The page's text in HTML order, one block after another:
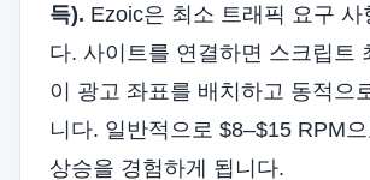
득). Ezoic은 최소 트래픽 요구 사
다. 사이트를 연결하면 스크립트
이 광고 좌표를 배치하고 동적으
니다. 일반적으로 $8–$15 RPM
상승을 경험하게 됩니다.